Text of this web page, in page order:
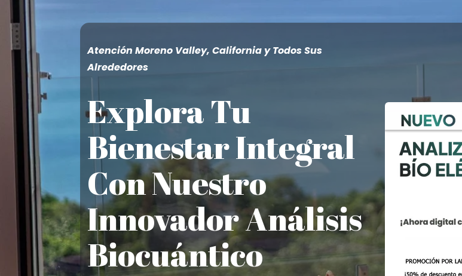
Atención Moreno Valley, California y Todos Sus
Alrededores
Explora Tu
Bienestar Integral
Con Nuestro
Innovador Análisis
Biocuántico